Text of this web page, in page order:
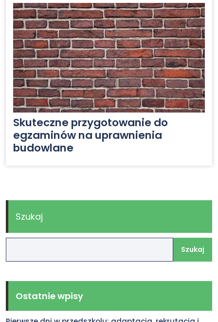
Skuteczne przygotowanie do
egzaminów na uprawnienia
budowlane
Szukaj
Szukaj
Ostatnie wpisy